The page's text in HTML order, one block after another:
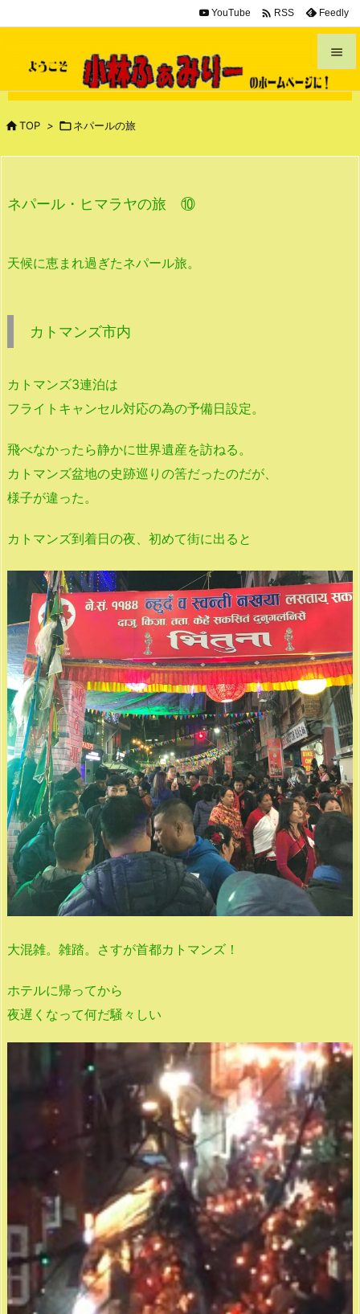


メニュ
YouTube  RSS Feedly
TOP > ネパールの旅
ネパール・ヒマラヤの旅 ⑩
天候に恵まれ過ぎたネパール旅。
カトマンズ市内
カトマンズ3連泊は
フライトキャンセル対応の為の予備日設定。
飛べなかったら静かに世界遺産を訪ねる。
カトマンズ盆地の史跡巡りの筈だったのだが、
様子が違った。
カトマンズ到着日の夜、初めて街に出ると
大混雑。雑踏。さすが首都カトマンズ！
ホテルに帰ってから
夜遅くなって何だ騒々しい